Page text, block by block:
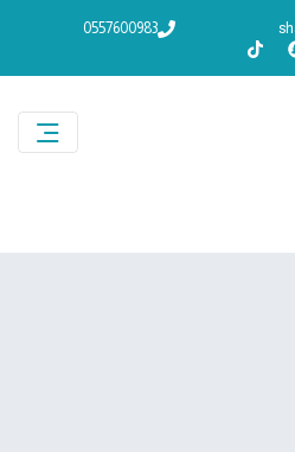
0557600983